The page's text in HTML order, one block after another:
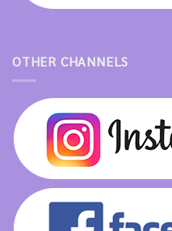
OTHER CHANNELS